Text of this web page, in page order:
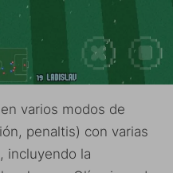
varios modos de
penaltis) con varias
incluyendo la